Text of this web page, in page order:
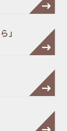
」